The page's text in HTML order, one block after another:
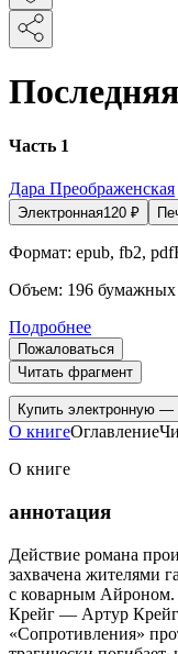
Часть 1
Дара Преображенская
Электронная120 ₽
Формат: epub, fb2,
Объем: 196 бумажных
Подробнее
Пожаловаться
Читать фрагмент
Купить электронную —
О книгеОглавление
О книге
аннотация
Действие романа
захвачена жителями
с коварным
Крейг — Артур Крейг
«Сопротивления»